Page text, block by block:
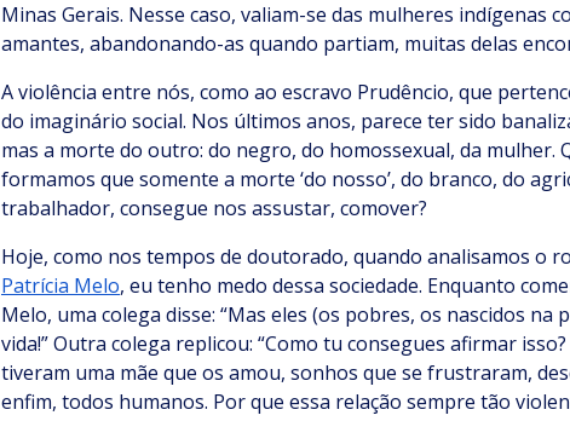
Minas Gerais. Nesse caso, valiam-se das mulheres indígenas
amantes, abandonando-as quando partiam, muitas delas
A violência entre nós, como ao escravo Prudêncio, que
do imaginário social. Nos últimos anos, parece ter sido
mas a morte do outro: do negro, do homossexual, da mulher.
formamos que somente a morte ‘do nosso’, do branco, do
trabalhador, consegue nos assustar, comover?
Hoje, como nos tempos de doutorado, quando analisamos o
Patrícia Melo, eu tenho medo dessa sociedade. Enquanto
Melo, uma colega disse: “Mas eles (os pobres, os nascidos na
vida!” Outra colega replicou: “Como tu consegues afirmar
tiveram uma mãe que os amou, sonhos que se frustraram,
enfim, todos humanos. Por que essa relação sempre tão